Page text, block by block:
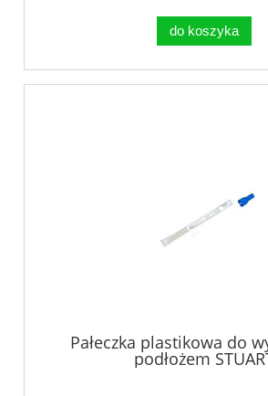
do koszyka
Pałeczka plastikowa do
podłożem